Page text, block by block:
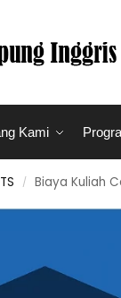
Kami
/ Biaya Kuliah